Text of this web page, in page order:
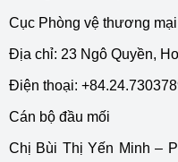
Cục Phòng vệ thương
Địa chỉ: 23 Ngô Quyền,
Điện thoại:
Cán bộ đầu mối
Chị Bùi Thị Yến Minh –